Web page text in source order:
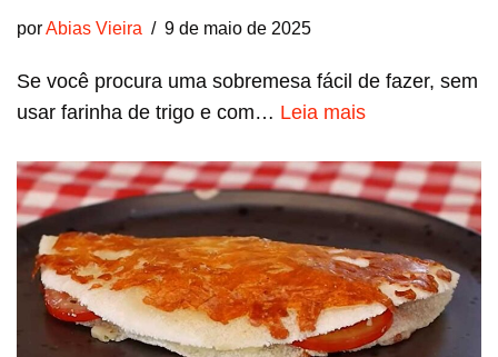
porAbias Vieira 9 de maio de 2025
Se você procura uma sobremesa fácil de fazer, sem
usar farinha de trigo e com… Leia mais